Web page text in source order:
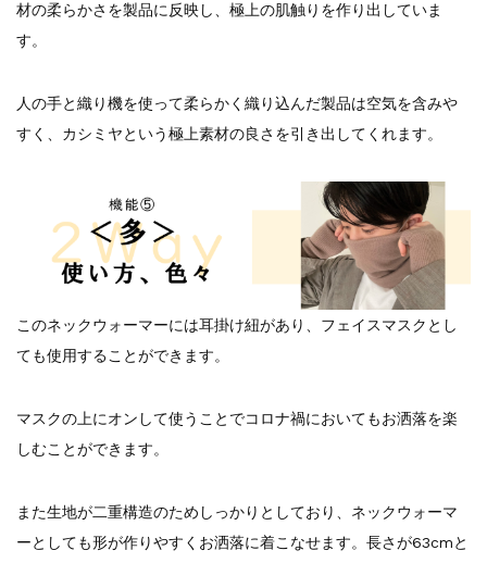
材の柔らかさを製品に反映し、極上の肌触りを作り出していま
す。
人の手と織り機を使って柔らかく織り込んだ製品は空気を含みや
すく、カシミヤという極上素材の良さを引き出してくれます。
このネックウォーマーには耳掛け紐があり、フェイスマスクとし
ても使用することができます。
マスクの上にオンして使うことでコロナ禍においてもお洒落を楽
しむことができます。
また生地が二重構造のためしっかりとしており、ネックウォーマ
ーとしても形が作りやすくお洒落に着こなせます。長さが63cmと